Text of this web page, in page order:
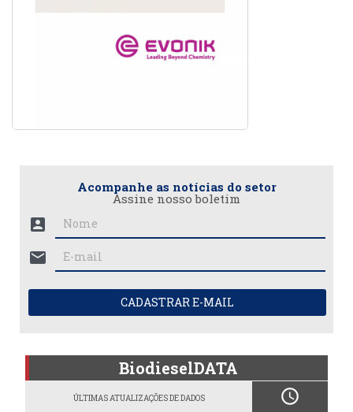
Acompanhe as notícias do setor
Assine nosso boletim
account_box
mail
CADASTRAR E-MAIL
BiodieselDATA
ÚLTIMAS ATUALIZAÇÕES DE DADOS schedule